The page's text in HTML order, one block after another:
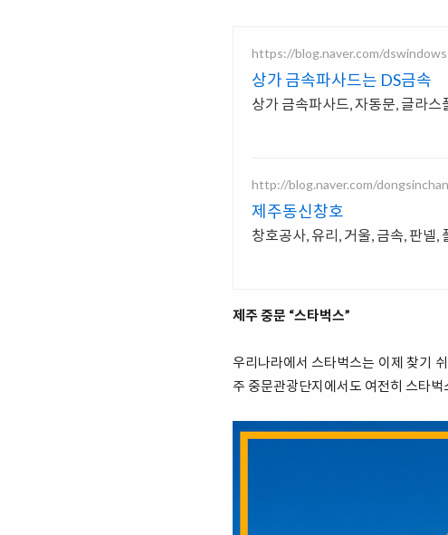
https://blog.naver.com/
상가 금속파사드는 DS금속
상가 금속파사드, 자동문, 글라
http://blog.naver.com/
제주동신창호
창호공사, 유리, 거울, 금속, 판넬,
제주 중문 “스타벅스”
우리나라에서 스타벅스는 이제 찾기
주 중문관광단지에서도 여전히 스타